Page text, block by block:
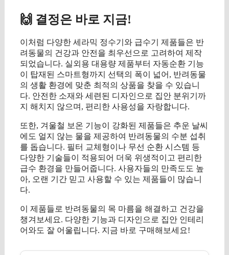
🙌 결정은 바로 지금!
이처럼 다양한 세라믹 정수기와 급수기 제품들은 반
려동물의 건강과 안전을 최우선으로 고려하여 제작
되었습니다. 실외용 대용량 제품부터 자동순환 기능
이 탑재된 스마트형까지 선택의 폭이 넓어, 반려동물
의 생활 환경에 맞춘 최적의 상품을 찾을 수 있습니
다. 안전한 소재와 세련된 디자인으로 집안 분위기까
지 해치지 않으며, 편리한 사용성을 자랑합니다.
또한, 겨울철 보온 기능이 강화된 제품들은 추운 날씨
에도 얼지 않는 물을 제공하여 반려동물의 수분 섭취
를 돕습니다. 필터 교체형이나 무선 순환 시스템 등
다양한 기술들이 적용되어 더욱 위생적이고 편리한
급수 환경을 만들어줍니다. 사용자들의 만족도도 높
아, 오랜 기간 믿고 사용할 수 있는 제품들이 많습니
다.
이 제품들로 반려동물의 목 마름을 해결하고 건강을
챙겨보세요. 다양한 기능과 디자인으로 집안 인테리
어와도 잘 어울립니다. 지금 바로 구매해보세요!